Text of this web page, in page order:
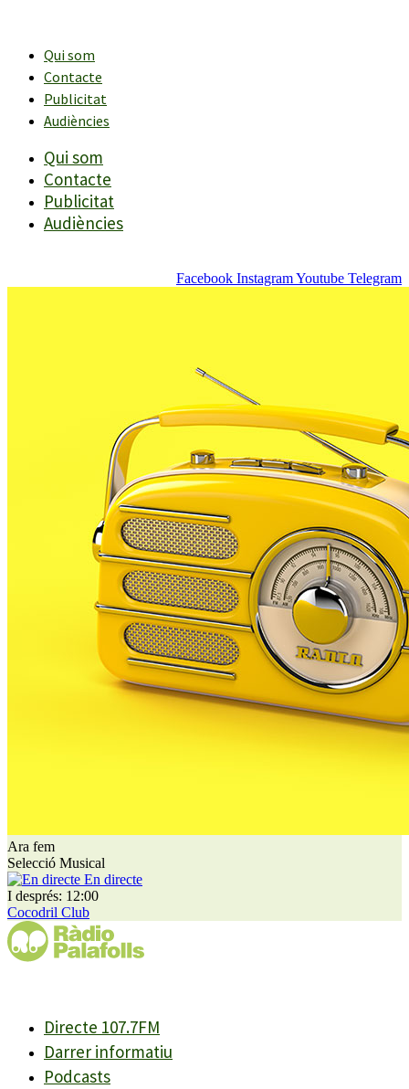
contingutQui som
Contacte
Publicitat
Audiències
Qui som
Contacte
Publicitat
Audiències
Facebook InstagramYoutube Telegram
Ara fem
Selecció Musical
En directe
I després: 12:00
Cocodril Club
Directe 107.7FM
Darrer informatiu
Podcasts